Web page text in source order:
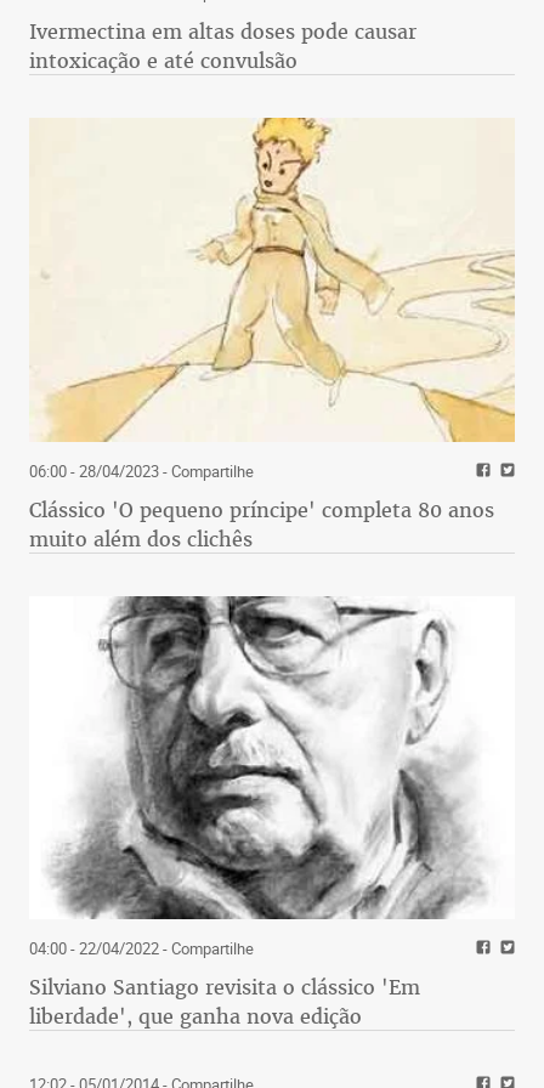
Ivermectina em altas doses pode causar
intoxicação e até convulsão
06:00 - 28/04/2023- Compartilhe
Clássico 'O pequeno príncipe' completa 80 anos
muito além dos clichês
04:00 - 22/04/2022- Compartilhe
Silviano Santiago revisita o clássico 'Em
liberdade', que ganha nova edição